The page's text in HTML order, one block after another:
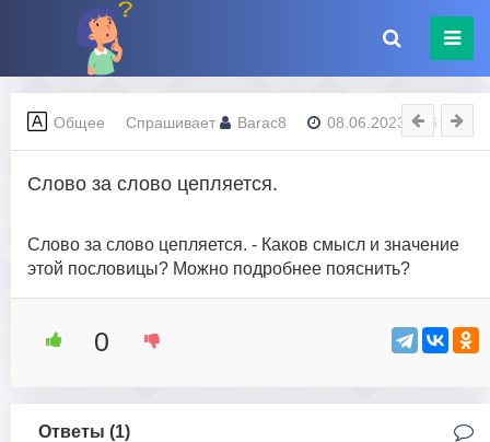
Общее Спрашивает Barac8 08.06.2023 - 16:01
Слово за слово цепляется.
Слово за слово цепляется. - Каков смысл и значение
этой пословицы? Можно подробнее пояснить?
0
Ответы (1)